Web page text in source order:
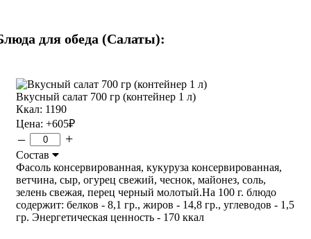
для обеда (Салаты):
Вкусный салат 700 гр (контейнер 1 л)
Ккал: 1190
Цена: +605₽
– +
Состав
Фасоль консервированная, кукуруза консервированная,
ветчина, сыр, огурец свежий, чеснок, майонез, соль,
зелень свежая, перец черный молотый.На 100 г. блюдо
содержит: белков - 8,1 гр., жиров - 14,8 гр., углеводов - 1,5
гр. Энергетическая ценность - 170 ккал